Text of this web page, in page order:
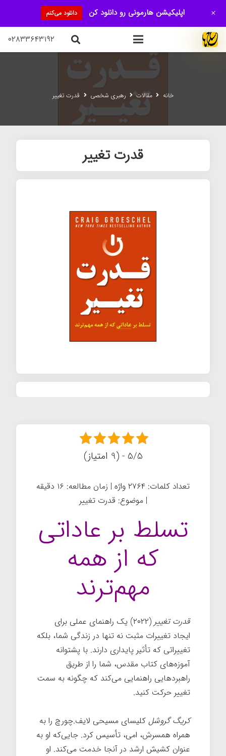
۰۲۸۳۳۶۴۳۱۹۲
خانه مقالات رهبری شخصی قدرت تغییر
قدرت تغییر
5/5 - (9 امتیاز)
تعداد کلمات: ۲۷۶۴ واژه | زمان مطالعه: ۱۶ دقیقه
| موضوع: قدرت تغییر
تسلط بر عاداتی
که از همه
مهم‌ترند
قدرت تغییر
(۲۰۲۲) یک راهنمای عملی برای
ایجاد تغییرات مثبت نه تنها در زندگی شما، بلکه
تغییراتی که تأثیر پایداری دارند. با پشتوانه
آموزه‌های کتاب مقدس، شما را از طریق
راهبردهایی راهنمایی می‌کند که چگونه به سمت
تغییر حرکت کنيد.
کریگ گروشل کلیسای مسیحی لایف.چورچ را به
همراه همسرش، امی، تأسیس کرد. جایی‌که او به
عنوان کشیش ارشد در آنجا خدمت می‌کند. او
اپلیکیشن هارمونی رو دانلود کن دانلود می‌کنم +